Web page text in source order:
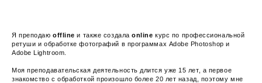
Я преподаюofflineи также создалаonline курс по профессиональной
ретуши и обработке фотографий в программах Adobe Photoshop и
Adobe Lightroom.
Моя преподавательская деятельность длится уже 15 лет, а первое
знакомство с обработкой произошло более 20 лет назад, поэтому мне